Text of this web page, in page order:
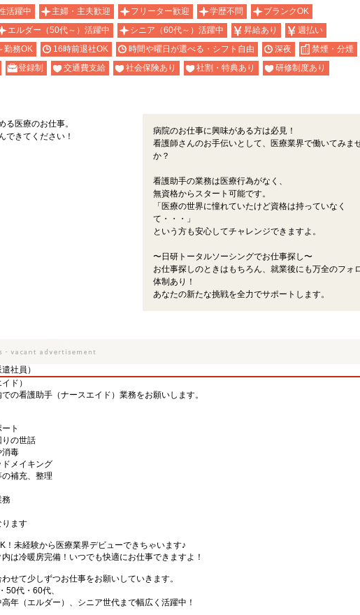
活躍中 主婦・主夫歓迎 フリーター歓迎 学歴不問
ブランクOK
エルダー（50代～）活躍中 シニア（60代～）活躍中 昇給あり
週払い
勤務OK 16時前退社OK 時間や曜日が選べる・シフト自由 深夜
禁煙・分煙
登録制 交通費支給 社会保険あり 社割・特典あり
研修制度あり
る医療のお仕事。
できてください！
病院のお仕事に興味がある方は必見！
看護師さんのお手伝いとして、医療業界で働いてみま
か？
看護助手の業務は医療行為がなく、
無資格からスタート可能です。
「医療の世界に憧れていたけど資格は持っていなく
て・・・」
という方も安心してチャレンジできますよ。
〜日研トータルソーシングでお仕事探し〜
お仕事探しのときはもちろん、就業後にも万全のフォ
体制あり！
あなたの新たな挑戦を全力でサポートします。
社員）
ド）
の看護助手（ナースエイド）業務をお願いします。
ト
りの世話
消毒
ドメイキング
の補充、整理
務
ます
！未経験から医療業界デビューできちゃいます♪
は冷暖房完備！いつでも快適にお仕事できますよ！
せて少しずつお仕事をお願いしていきます。
50代・60代、
年（エルダー）、シニア世代まで幅広く活躍中！